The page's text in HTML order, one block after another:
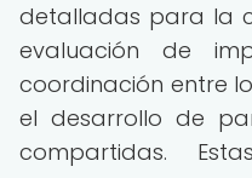
detalladas para la
evaluación de
coordinación entre
el desarrollo de
compartidas.